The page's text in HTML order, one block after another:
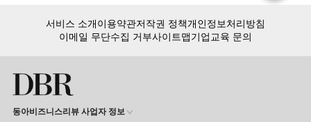
서비스 소개이용약관저작권 정책개인정보처리방침
이메일 무단수집 거부사이트맵기업교육 문의
동아비즈니스리뷰 사업자 정보